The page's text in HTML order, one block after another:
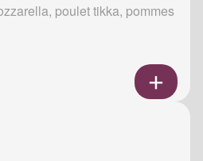
poulet tikka, pommes